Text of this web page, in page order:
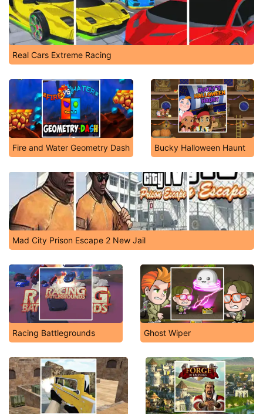
Real Cars Extreme Racing
Fire and Water Geometry Dash Bucky Halloween Haunt
Mad City Prison Escape 2 New Jail
Racing Battlegrounds Ghost Wiper